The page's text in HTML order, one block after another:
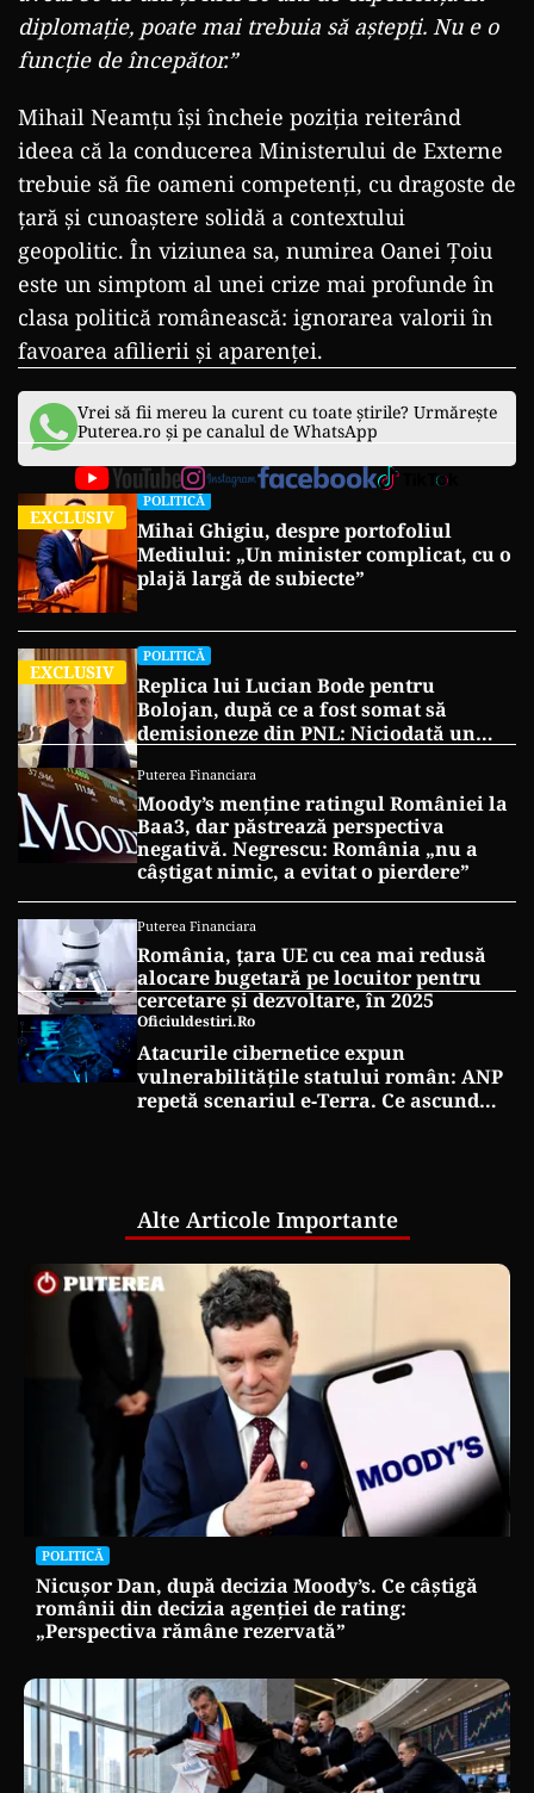
diplomație, poate mai trebuia să aștepți. Nu e o
funcție de începător.”
Mihail Neamțu își încheie poziția reiterând
ideea că la conducerea Ministerului de Externe
trebuie să fie oameni competenți, cu dragoste de
țară și cunoaștere solidă a contextului
geopolitic. În viziunea sa, numirea Oanei Țoiu
este un simptom al unei crize mai profunde în
clasa politică românească: ignorarea valorii în
favoarea afilierii și aparenței.
Vrei să fii mereu la curent cu toate știrile? Urmărește
Puterea.ro și pe canalul de WhatsApp
EXCLUSIV
POLITICĂ
Mihai Ghigiu, despre portofoliul
Mediului: „Un minister complicat, cu o
plajă largă de subiecte”
EXCLUSIV
POLITICĂ
Replica lui Lucian Bode pentru
Bolojan, după ce a fost somat să
demisioneze din PNL: Niciodată un
membri
Puterea Financiara
Moody’s menține ratingul României la
Baa3, dar păstrează perspectiva
negativă. Negrescu: România „nu a
câștigat nimic, a evitat o pierdere”
Puterea Financiara
România, țara UE cu cea mai redusă
alocare bugetară pe locuitor pentru
cercetare și dezvoltare, în 2025
Oficiuldestiri.ro
Atacurile cibernetice expun
vulnerabilitățile statului român: ANP
repetă scenariul e‑Terra. Ce ascund
Alte Articole Importante
POLITICĂ
Nicușor Dan, după decizia Moody’s. Ce câștigă
românii din decizia agenției de rating:
„Perspectiva rămâne rezervată”